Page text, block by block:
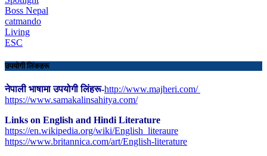
Boss Nepal
catmando
Living
ESC
उपयोगी लिंकहरू
नेपाली भाषामा उपयोगी लिंहरू-http://www.majheri.com/
https://www.samakalinsahitya.com/
Links on English and Hindi Literature
https://en.wikipedia.org/wiki/English_literaure
https://www.britannica.com/art/English-literature